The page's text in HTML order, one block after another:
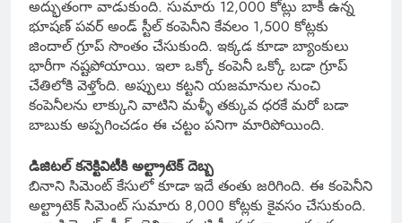
అద్భుతంగా వాడుకుంది. సుమారు 12,000 కోట్లు బాకీ ఉన్న
భూషణ్ పవర్ అండ్ స్టీల్ కంపెనీని కేవలం 1,500 కోట్లకు
జిందాల్ గ్రూప్ సొంతం చేసుకుంది. ఇక్కడ కూడా బ్యాంకులు
భారీగా నష్టపోయాయి. ఇలా ఒక్కో కంపెనీ ఒక్కో బడా గ్రూప్
చేతిలోకి వెళ్తోంది. అప్పులు కట్టని యజమానుల నుంచి
కంపెనీలను లాక్కుని వాటిని మళ్ళీ తక్కువ ధరకే మరో బడా
బాబుకు అప్పగించడం ఈ చట్టం పనిగా మారిపోయింది.
డిజిటల్ కనెక్టివిటీకి అల్ట్రాటెక్ దెబ్బ
బినాని సిమెంట్ కేసులో కూడా ఇదే తంతు జరిగింది. ఈ కంపెనీని
అల్ట్రాటెక్ సిమెంట్ సుమారు 8,000 కోట్లకు కైవసం చేసుకుంది.